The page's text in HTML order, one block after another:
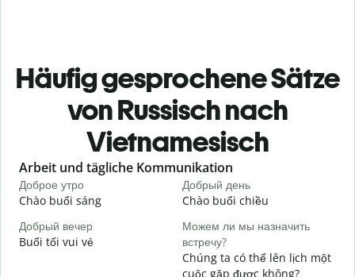
Häufig gesprochene Sätze
von Russisch nach
Vietnamesisch
Slide 1 of 6
Arbeit und tägliche Kommunikation
Доброе утро
Chào buổi sáng
Добрый день
Chào buổi chiều
Добрый вечер
Buổi tối vui vẻ
Можем ли мы назначить
встречу?
Chúng ta có thể lên lịch một
cuộc gặp được không?